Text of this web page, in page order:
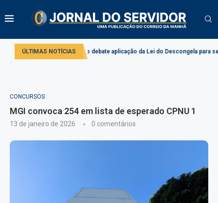
ÚLTIMAS NOTÍCIAS
Comissão debate aplicação da Lei do Descongela para servidores
CONCURSOS
MGI convoca 254 em lista de esperado CPNU 1
13 de janeiro de 2026 0 comentários